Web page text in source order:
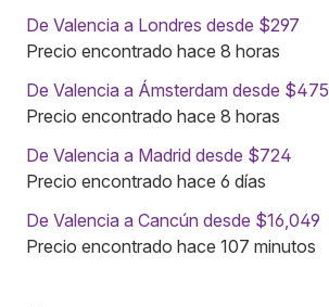
De Valencia a Londres desde $297
Precio encontrado hace 8 horas
De Valencia a Ámsterdam desde $475
Precio encontrado hace 8 horas
De Valencia a Madrid desde $724
Precio encontrado hace 6 días
De Valencia a Cancún desde $16,049
Precio encontrado hace 107 minutos